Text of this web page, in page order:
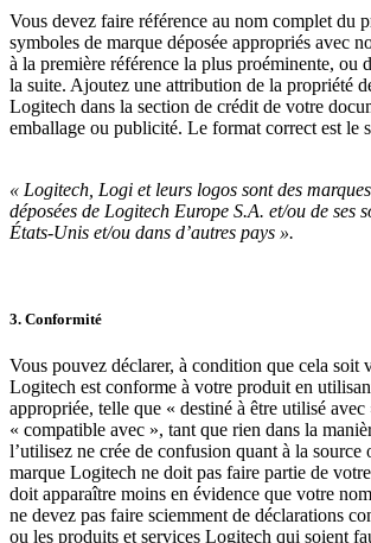
Vous devez faire référence au nom complet du
symboles de marque déposée appropriés avec
à la première référence la plus proéminente, ou
la suite. Ajoutez une attribution de la propriété
Logitech dans la section de crédit de votre
emballage ou publicité. Le format correct est le
« Logitech, Logi et leurs logos sont des
déposées de Logitech Europe S.A. et/ou de ses
États-Unis et/ou dans d’autres pays ».
3. Conformité
Vous pouvez déclarer, à condition que cela soit
Logitech est conforme à votre produit en
appropriée, telle que « destiné à être utilisé
« compatible avec », tant que rien dans la
l’utilisez ne crée de confusion quant à la source
marque Logitech ne doit pas faire partie de
doit apparaître moins en évidence que votre
ne devez pas faire sciemment de déclarations
ou les produits et services Logitech qui soient